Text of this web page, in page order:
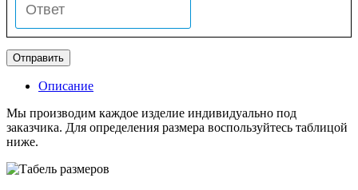
Описание
Мы производим каждое изделие индивидуально под
заказчика. Для определения размера воспользуйтесь таблицой
ниже.